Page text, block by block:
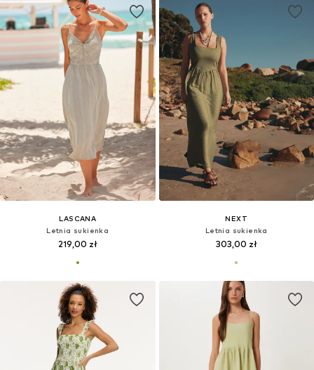
LASCANA
Letnia sukienka
219,00 zł
NEXT
Letnia sukienka
303,00 zł